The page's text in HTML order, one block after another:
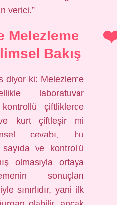
verici.”
Melezleme
Bakış
diyor ki: Melezleme
laboratuvar
çiftliklerde
ve kurt çiftleşir mi
cevabı, bu
sayıda ve kontrollü
olmasıyla ortaya
sonuçları
sınırlıdır, yani ilk